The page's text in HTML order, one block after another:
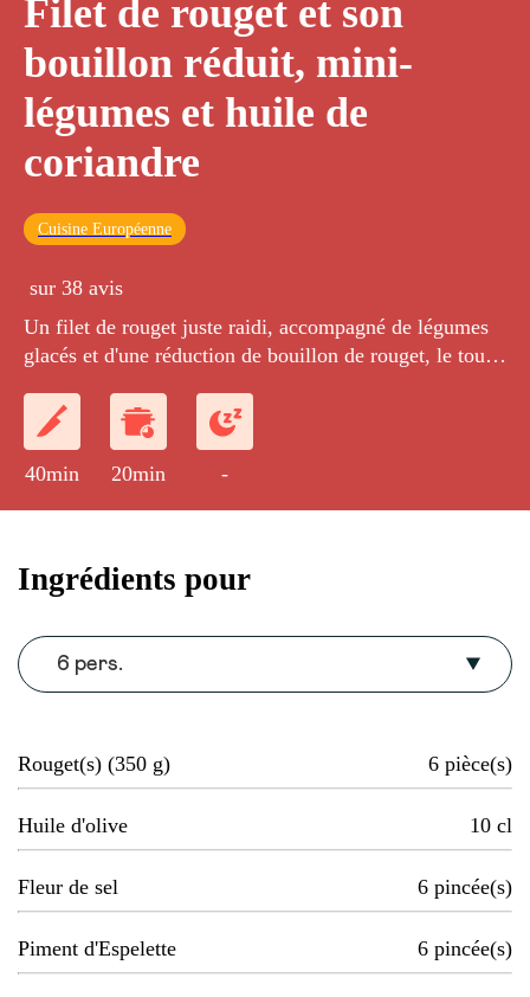
Filet de rouget et son
bouillon réduit, mini-
légumes et huile de
coriandre
Cuisine Européenne
sur 38 avis
Un filet de rouget juste raidi, accompagné de légumes
glacés et d'une réduction de bouillon de rouget, le tout
coriandre.
40min 20min -
Ingrédients pour
6 pers.
Rouget(s) (350 g) 6 pièce(s)
Huile d'olive 10 cl
Fleur de sel 6 pincée(s)
Piment d'Espelette 6 pincée(s)